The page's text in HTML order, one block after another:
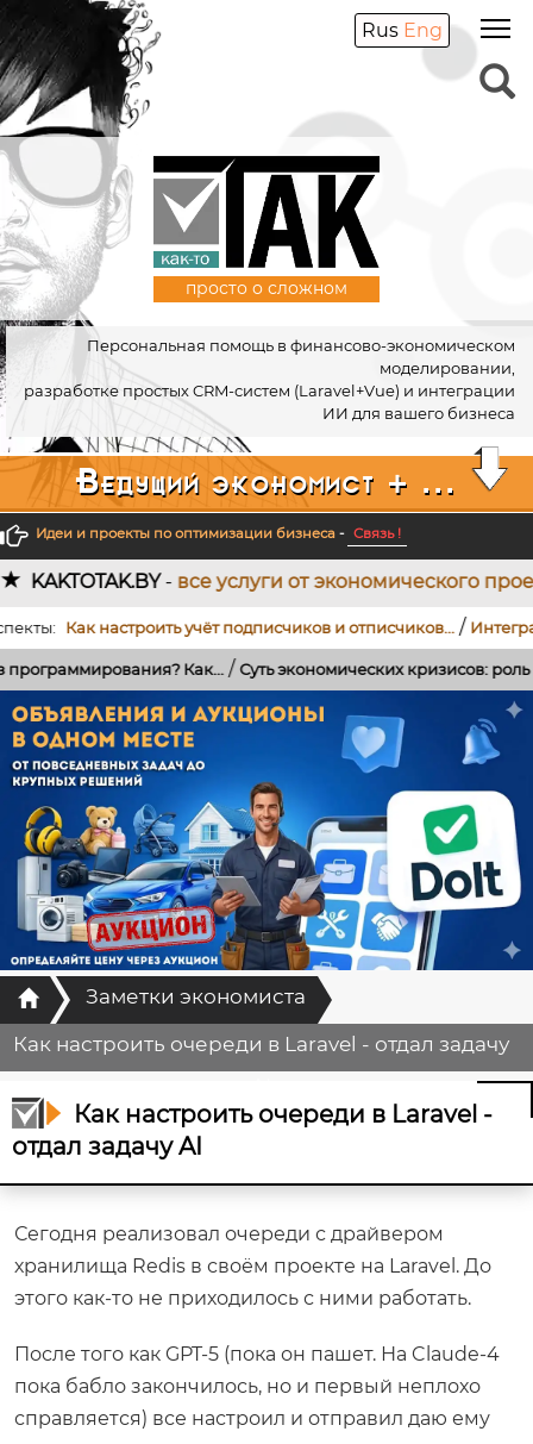
просто о сложном
Ведущий экономист + ...
Персональная помощь в финансово-экономическом
моделировании,
разработке простых CRM-систем (Laravel+Vue) и интеграции
ИИ для вашего бизнеса
Rus Eng
Идеи и проекты по оптимизации бизнеса - Связь !
-все услуги от экономического
Как настроить учёт подписчиков и отписчиков.../Интеграция
Как.../Суть экономических кризисов: роль банков,
ГлавнаяЗаметки экономиста
Как настроить очереди в Laravel - отдал задачу
Как настроить очереди в Laravel -
отдал задачу AI
Сегодня реализовал очереди с драйвером
хранилища Redis в своём проекте на Laravel. До
этого как-то не приходилось с ними работать.
После того как GPT-5 (пока он пашет. На Claude-4
пока бабло закончилось, но и первый неплохо
справляется) все настроил и отправил даю ему